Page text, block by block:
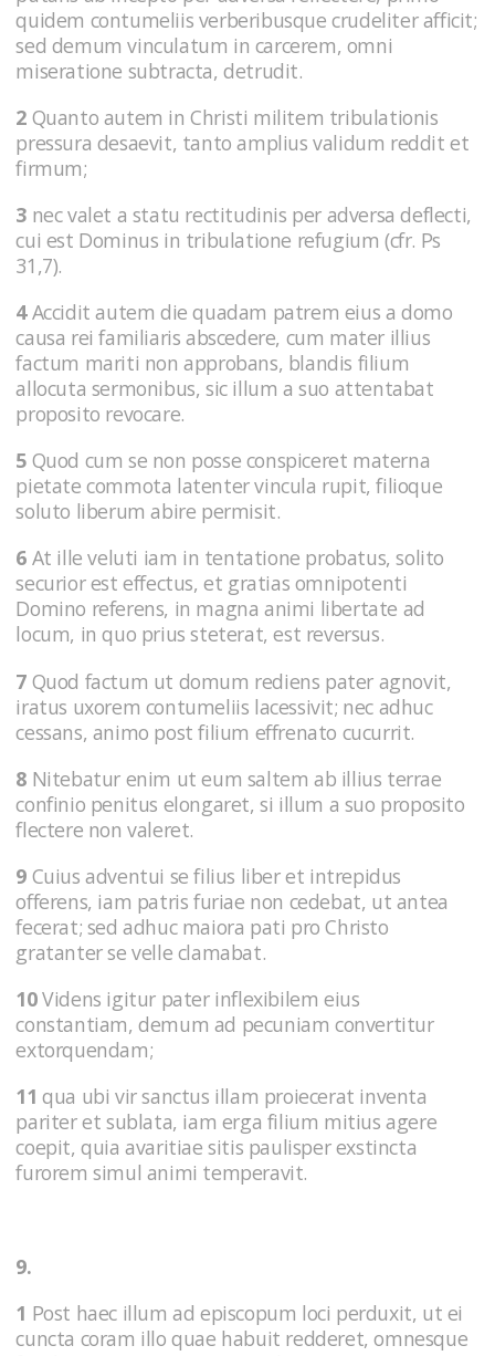
quidem contumeliis verberibusque crudeliter afficit;
sed demum vinculatum in carcerem, omni
miseratione subtracta, detrudit.
2 Quanto autem in Christi militem tribulationis
pressura desaevit, tanto amplius validum reddit et
firmum;
3 nec valet a statu rectitudinis per adversa deflecti,
cui est Dominus in tribulatione refugium (cfr. Ps
31,7).
4Accidit autem die quadam patrem eius a domo
causa rei familiaris abscedere, cum mater illius
factum mariti non approbans, blandis filium
allocuta sermonibus, sic illum a suo attentabat
proposito revocare.
5 Quod cum se non posse conspiceret materna
pietate commota latenter vincula rupit, filioque
soluto liberum abire permisit.
6 At ille veluti iam in tentatione probatus, solito
securior est effectus, et gratias omnipotenti
Domino referens, in magna animi libertate ad
locum, in quo prius steterat, est reversus.
7 Quod factum ut domum rediens pater agnovit,
iratus uxorem contumeliis lacessivit; nec adhuc
cessans, animo post filium effrenato cucurrit.
8 Nitebatur enim ut eum saltem ab illius terrae
confinio penitus elongaret, si illum a suo proposito
flectere non valeret.
9 Cuius adventui se filius liber et intrepidus
offerens, iam patris furiae non cedebat, ut antea
fecerat; sed adhuc maiora pati pro Christo
gratanter se velle clamabat.
10Videns igitur pater inflexibilem eius
constantiam, demum ad pecuniam convertitur
extorquendam;
11 qua ubi vir sanctus illam proiecerat inventa
pariter et sublata, iam erga filium mitius agere
coepit, quia avaritiae sitis paulisper exstincta
furorem simul animi temperavit.
9.
1 Post haec illum ad episcopum loci perduxit, ut ei
cuncta coram illo quae habuit redderet, omnesque